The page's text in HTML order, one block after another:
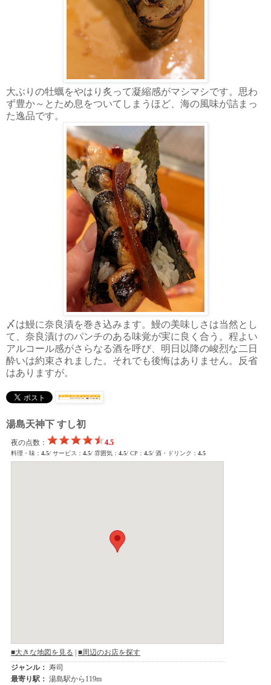
大ぶりの牡蠣をやはり炙って凝縮感がマシマシです。思わ
ず豊か～とため息をついてしまうほど、海の風味が詰まっ
た逸品です。
〆は鰻に奈良漬を巻き込みます。鰻の美味しさは当然とし
て、奈良漬けのパンチのある味覚が実に良く合う。程よい
アルコール感がさらなる酒を呼び、明日以降の峻烈な二日
酔いは約束されました。それでも後悔はありません。反省
はありますが。
湯島天神下 すし初